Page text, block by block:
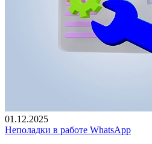
01.12.2025
Неполадки в работе WhatsApp